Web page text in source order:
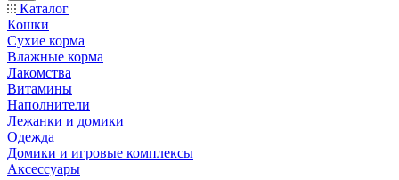
Каталог
Кошки
Сухие корма
Влажные корма
Лакомства
Витамины
Наполнители
Лежанки и домики
Одежда
Домики и игровые комплексы
Аксессуары